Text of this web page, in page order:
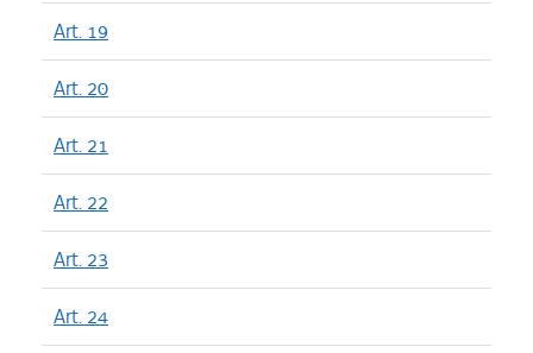
Art. 19
Art. 20
Art. 21
Art. 22
Art. 23
Art. 24